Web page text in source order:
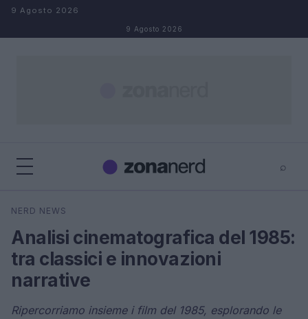
Salta al contenuto
9 Agosto 2026
9 Agosto 2026
⌕
Cerca
NERD NEWS
Analisi cinematografica del 1985:
tra classici e innovazioni
narrative
Ripercorriamo insieme i film del 1985, esplorando le